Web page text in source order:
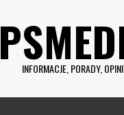
INFORMACJE, PORADY,